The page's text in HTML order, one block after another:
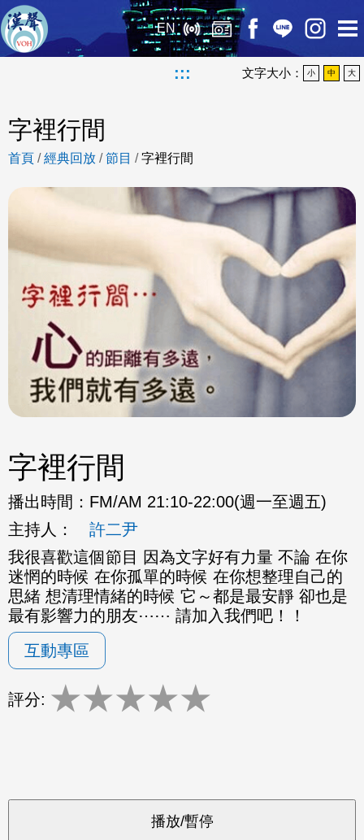
EN
::: 文字大小： 小 中 大
字裡行間
首頁 /經典回放 /節目 /字裡行間
字裡行間
播出時間： FM/AM 21:10-22:00(週一至週五)
主持人：
許二尹
我很喜歡這個節目 因為文字好有力量 不論 在你
迷惘的時候 在你孤單的時候 在你想整理自己的
思緒 想清理情緒的時候 它～都是最安靜 卻也是
最有影響力的朋友⋯⋯ 請加入我們吧！！
互動專區
評分: ★★★★★